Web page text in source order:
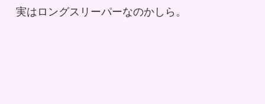
実はロングスリーパーなのかしら。